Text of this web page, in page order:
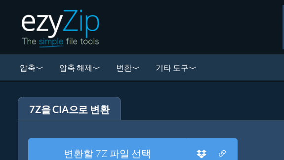
압축 압축 해제 변환 기타 도구
7Z을 CIA으로 변환
변환할 7Z 파일 선택